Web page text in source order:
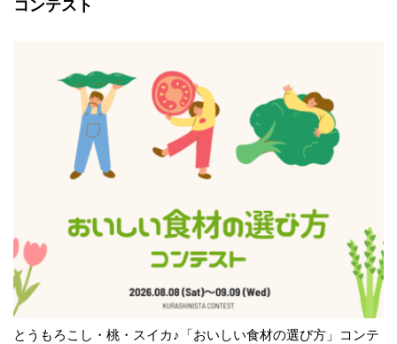
コンテスト
とうもろこし・桃・スイカ♪「おいしい食材の選び方」コンテ